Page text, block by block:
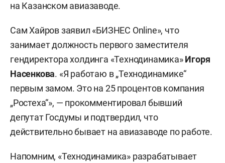
на Казанском авиазаводе.
Сам Хайров заявил «БИЗНЕС Online», что
занимает должность первого заместителя
гендиректора холдинга «Технодинамика»Игоря
Насенкова. «Я работаю в „Технодинамике“
первым замом. Это на 25 процентов компания
„Ростеха“», — прокомментировал бывший
депутат Госдумы и подтвердил, что
действительно бывает на авиазаводе по работе.
Напомним, «Технодинамика» разрабатывает